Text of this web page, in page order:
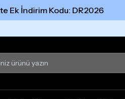
Ek İndirim Kodu: DR2026